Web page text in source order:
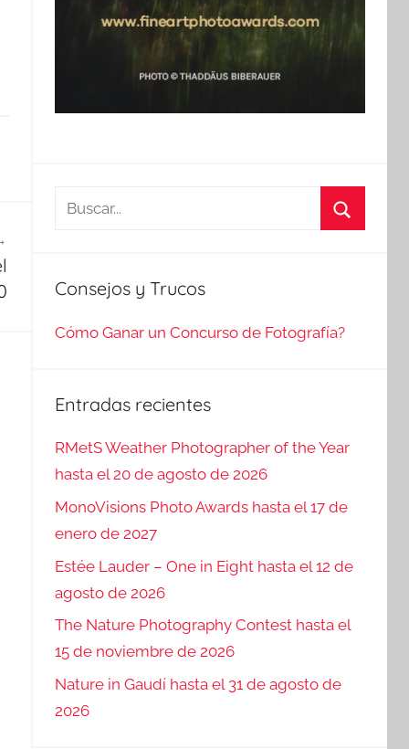
Buscar:
Consejos y Trucos
Cómo Ganar un Concurso de Fotografía?
Entradas recientes
RMetS Weather Photographer of the Year
hasta el 20 de agosto de 2026
MonoVisions Photo Awards hasta el 17 de
enero de 2027
Estée Lauder – One in Eight hasta el 12 de
agosto de 2026
The Nature Photography Contest hasta el
15 de noviembre de 2026
Nature in Gaudí hasta el 31 de agosto de
2026